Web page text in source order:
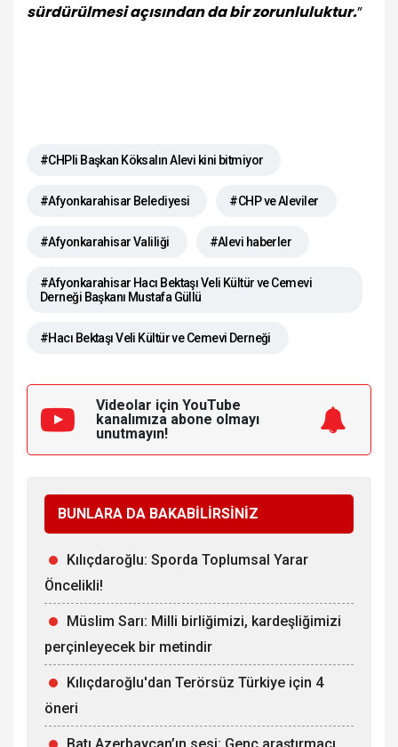
sürdürülmesi açısından da bir zorunluluktur.”
#CHPli Başkan Köksalın Alevi kini bitmiyor
#Afyonkarahisar Belediyesi #CHP ve Aleviler
#Afyonkarahisar Valiliği #Alevi haberler
#Afyonkarahisar Hacı Bektaşı Veli Kültür ve Cemevi
Derneği Başkanı Mustafa Güllü
#Hacı Bektaşı Veli Kültür ve Cemevi Derneği
Videolar için YouTube
kanalımıza abone olmayı
unutmayın!
BUNLARA DA BAKABİLİRSİNİZ
Kılıçdaroğlu: Sporda Toplumsal Yarar
Öncelikli!
Müslim Sarı: Milli birliğimizi, kardeşliğimizi
perçinleyecek bir metindir
Kılıçdaroğlu'dan Terörsüz Türkiye için 4
öneri